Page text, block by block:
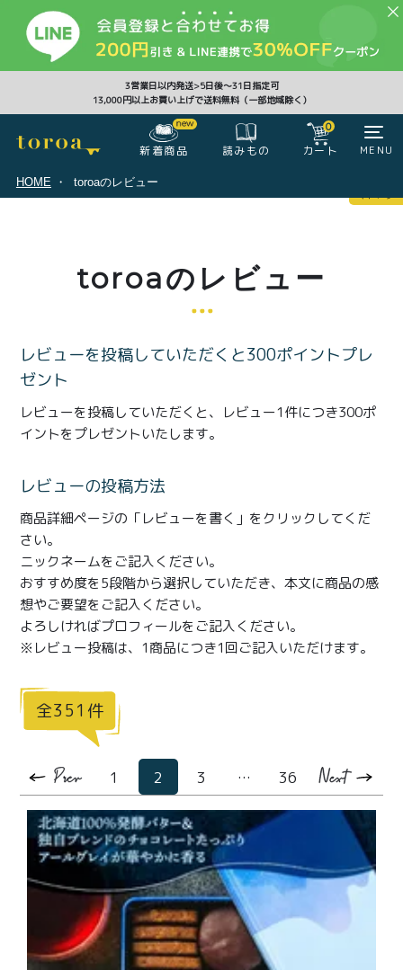
3営業日以内発送>5日後〜31日指定可
13,000円以上お買い上げで送料無料（一部地域除く）
新着商品 読みもの
0
カート MENU
CLOSE
0
注文履歴 会員登録情報
商品一覧
セット
焼き菓子
濃抹茶とろ生ガトーシ
ョコラ
とろ生シュー
クッキー缶
紅茶toroaTeaギフト
手さげ袋
価格別
¥6,000〜
〜¥1,999
¥4,000〜¥5,999
TOP
HOME toroaのレビュー
toroaのレビュー
レビューを投稿していただくと300ポイントプレ
ゼント
レビューを投稿していただくと、レビュー1件につき300ポ
イントをプレゼントいたします。
レビューの投稿方法
商品詳細ページの「レビューを書く」をクリックしてくだ
さい。
ニックネームをご記入ください。
おすすめ度を5段階から選択していただき、本文に商品の感
想やご要望をご記入ください。
よろしければプロフィールをご記入ください。
※レビュー投稿は、1商品につき1回ご記入いただけます。
351
1 2 3 … 36